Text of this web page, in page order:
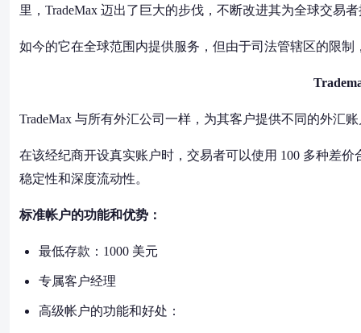
里，TradeMax 迈出了巨大的步伐，不断改进其为全球交易
如今的它在全球范围内提供服务，但由于司法管辖区的限
TradeMax 与所有外汇公司一样，为其客户提供不同的外汇
在该经纪商开设真实账户时，交易者可以使用 100 多种差
稳定性和深度流动性。
标准帐户的功能和优势：
最低存款：1000 美元
专属客户经理
高级帐户的功能和好处：